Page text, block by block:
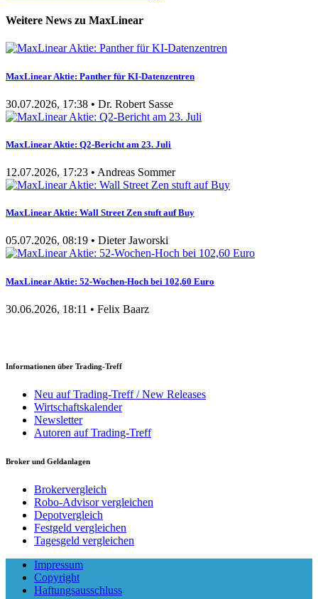
Weitere News zu MaxLinear
MaxLinear Aktie: Panther für KI-Datenzentren
30.07.2026, 17:38 • Dr. Robert Sasse
MaxLinear Aktie: Q2-Bericht am 23. Juli
12.07.2026, 17:23 • Andreas Sommer
MaxLinear Aktie: Wall Street Zen stuft auf Buy
05.07.2026, 08:19 • Dieter Jaworski
MaxLinear Aktie: 52-Wochen-Hoch bei 102,60 Euro
30.06.2026, 18:11 • Felix Baarz
Informationen über Trading-Treff
Neu auf Trading-Treff / New Releases
Wirtschaftskalender
Newsletter
Autoren auf Trading-Treff
Broker und Geldanlagen
Brokervergleich
Robo-Advisor vergleichen
Depotvergleich
Festgeld vergleichen
Tagesgeld vergleichen
Impressum
Copyright
Haftungsausschluss